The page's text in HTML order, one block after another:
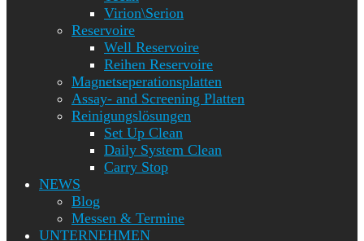
Virion\Serion
Reservoire
Well Reservoire
Reihen Reservoire
Magnetseperationsplatten
Assay- and Screening Platten
Reinigungslösungen
Set Up Clean
Daily System Clean
Carry Stop
NEWS
Blog
Messen & Termine
UNTERNEHMEN